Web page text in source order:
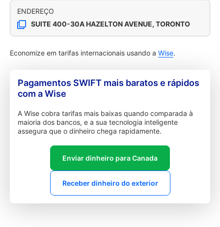
ENDEREÇO
SUITE 400-30A HAZELTON AVENUE, TORONTO
Economize em tarifas internacionais usando a Wise.
Pagamentos SWIFT mais baratos e rápidos
com a Wise
A Wise cobra tarifas mais baixas quando comparada à
maioria dos bancos, e a sua tecnologia inteligente
assegura que o dinheiro chega rapidamente.
Enviar dinheiro para Canada
Receber dinheiro do exterior